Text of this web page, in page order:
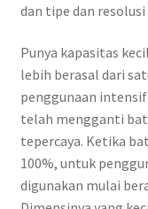
dan tipe dan resolusi
Punya kapasitas
lebih berasal dari
penggunaan intensif
telah mengganti
tepercaya. Ketika
100%, untuk
digunakan mulai